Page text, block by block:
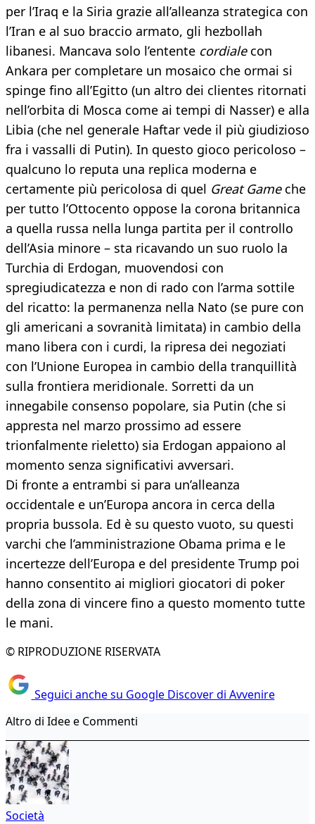
per l’Iraq e la Siria grazie all’alleanza strategica con
l’Iran e al suo braccio armato, gli hezbollah
libanesi. Mancava solo l’entente cordialecon
Ankara per completare un mosaico che ormai si
spinge fino all’Egitto (un altro dei clientes ritornati
nell’orbita di Mosca come ai tempi di Nasser) e alla
Libia (che nel generale Haftar vede il più giudizioso
fra i vassalli di Putin). In questo gioco pericoloso –
qualcuno lo reputa una replica moderna e
certamente più pericolosa di quel Great Gameche
per tutto l’Ottocento oppose la corona britannica
a quella russa nella lunga partita per il controllo
dell’Asia minore – sta ricavando un suo ruolo la
Turchia di Erdogan, muovendosi con
spregiudicatezza e non di rado con l’arma sottile
del ricatto: la permanenza nella Nato (se pure con
gli americani a sovranità limitata) in cambio della
mano libera con i curdi, la ripresa dei negoziati
con l’Unione Europea in cambio della tranquillità
sulla frontiera meridionale. Sorretti da un
innegabile consenso popolare, sia Putin (che si
appresta nel marzo prossimo ad essere
trionfalmente rieletto) sia Erdogan appaiono al
momento senza significativi avversari.
Di fronte a entrambi si para un’alleanza
occidentale e un’Europa ancora in cerca della
propria bussola. Ed è su questo vuoto, su questi
varchi che l’amministrazione Obama prima e le
incertezze dell’Europa e del presidente Trump poi
hanno consentito ai migliori giocatori di poker
della zona di vincere fino a questo momento tutte
le mani.
© RIPRODUZIONE RISERVATA
Seguici anche su Google Discover di Avvenire
Altro di Idee e Commenti
Società